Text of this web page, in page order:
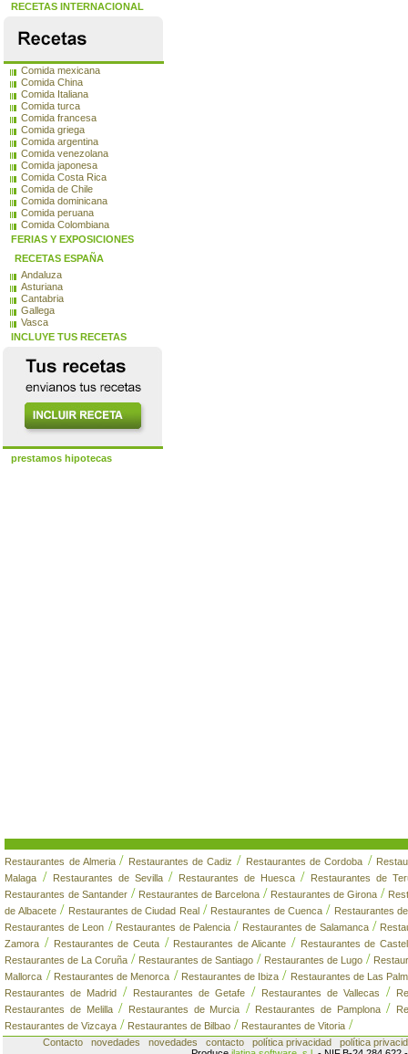
RECETAS INTERNACIONAL
Comida mexicana
Comida China
Comida Italiana
Comida turca
Comida francesa
Comida griega
Comida argentina
Comida venezolana
Comida japonesa
Comida Costa Rica
Comida de Chile
Comida dominicana
Comida peruana
Comida Colombiana
FERIAS Y EXPOSICIONES
RECETAS ESPAÑA
Andaluza
Asturiana
Cantabria
Gallega
Vasca
INCLUYE TUS RECETAS
prestamos hipotecas
Restaurantes de Almeria/ Restaurantes de Cadiz / Restaurantes de Cordoba /
Malaga / Restaurantes de Sevilla/ Restaurantes de Huesca/ Restaurantes de
Restaurantes de Santander/ Restaurantes de Barcelona/ Restaurantes de Girona/
de Albacete/ Restaurantes de Ciudad Real/ Restaurantes de Cuenca/ Restaurantes
Restaurantes de Leon / Restaurantes de Palencia/ Restaurantes de Salamanca/
Zamora / Restaurantes de Ceuta/ Restaurantes de Alicante / Restaurantes de
Restaurantes de La Coruña / Restaurantes de Santiago / Restaurantes de Lugo /
Mallorca / Restaurantes de Menorca / Restaurantes de Ibiza / Restaurantes de Las
Restaurantes de Madrid / Restaurantes de Getafe / Restaurantes de Vallecas /
Restaurantes de Melilla/ Restaurantes de Murcia / Restaurantes de Pamplona/
Restaurantes de Vizcaya / Restaurantes de Bilbao / Restaurantes de Vitoria /
Contacto novedades novedades contacto política privacidad
política